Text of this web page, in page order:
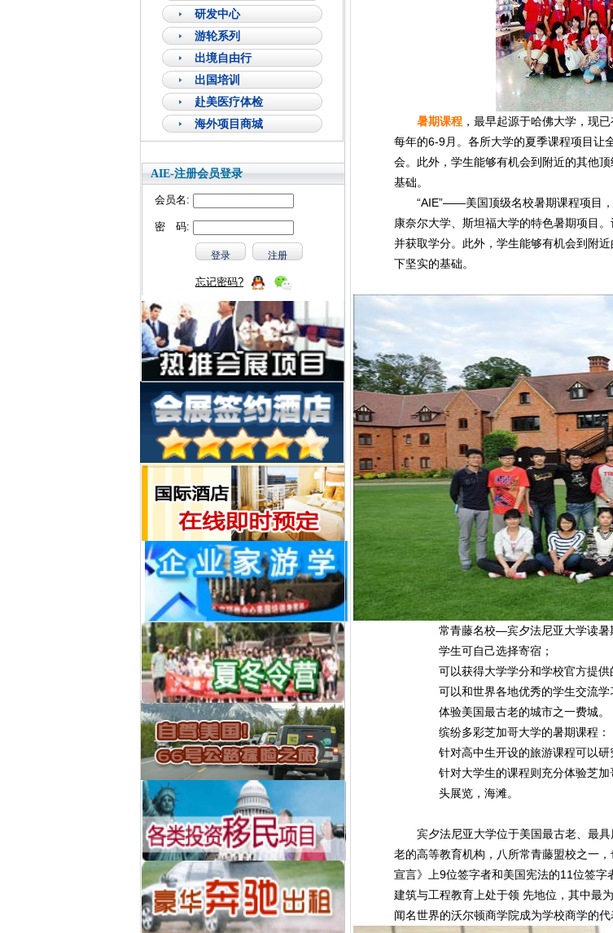
研发中心
游轮系列
出境自由行
出国培训
赴美医疗体检
海外项目商城
AIE-注册会员登录
会员名:
密 码:
忘记密码?
暑期课程 ，最早起源于哈佛大学，现
每年的6-9月。各所大学的夏季课程项目让
会。此外，学生能够有机会到附近的其他
基础。
“AIE”——美国顶级名校暑期课程项目，
康奈尔大学、斯坦福大学的特色暑期项目
并获取学分。此外，学生能够有机会到附
下坚实的基础。
常青藤名校—宾夕法尼亚大学读暑
学生可自己选择寄宿；
可以获得大学学分和学校官方提供
可以和世界各地优秀的学生交流学
体验美国最古老的城市之一费城。
缤纷多彩芝加哥大学的暑期课程：
针对高中生开设的旅游课程可以研
针对大学生的课程则充分体验芝
头展览，海滩。
宾夕法尼亚大学位于美国最古老、最具
老的高等教育机构，八所常青藤盟校之一
宣言》上9位签字者和美国宪法的11位签字
建筑与工程教育上处于领 先地位，其中最
闻名世界的沃尔顿商学院成为学校商学的代